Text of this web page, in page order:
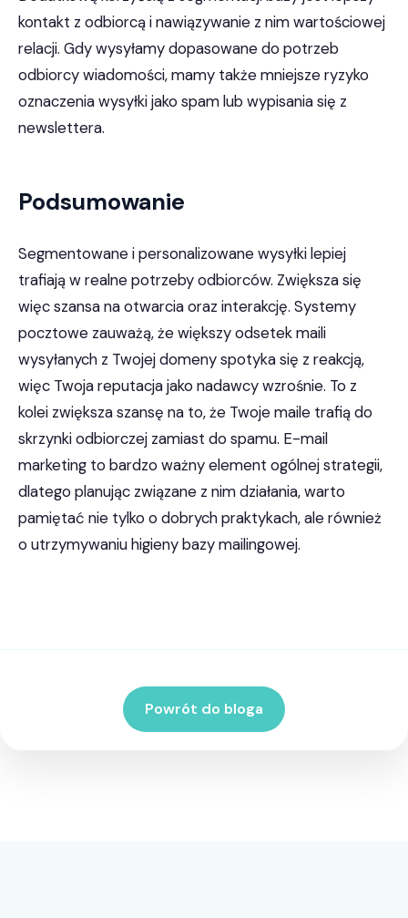
kontakt z odbiorcą i nawiązywanie z nim wartościowej
relacji. Gdy wysyłamy dopasowane do potrzeb
odbiorcy wiadomości, mamy także mniejsze ryzyko
oznaczenia wysyłki jako spam lub wypisania się z
newslettera.
Podsumowanie
Segmentowane i personalizowane wysyłki lepiej
trafiają w realne potrzeby odbiorców. Zwiększa się
więc szansa na otwarcia oraz interakcję. Systemy
pocztowe zauważą, że większy odsetek maili
wysyłanych z Twojej domeny spotyka się z reakcją,
więc Twoja reputacja jako nadawcy wzrośnie. To z
kolei zwiększa szansę na to, że Twoje maile trafią do
skrzynki odbiorczej zamiast do spamu. E-mail
marketing to bardzo ważny element ogólnej strategii,
dlatego planując związane z nim działania, warto
pamiętać nie tylko o dobrych praktykach, ale również
o utrzymywaniu higieny bazy mailingowej.
Powrót do bloga